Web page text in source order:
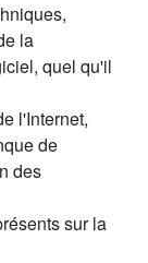
la
quel qu'il
l'Internet,
de
des
sur la